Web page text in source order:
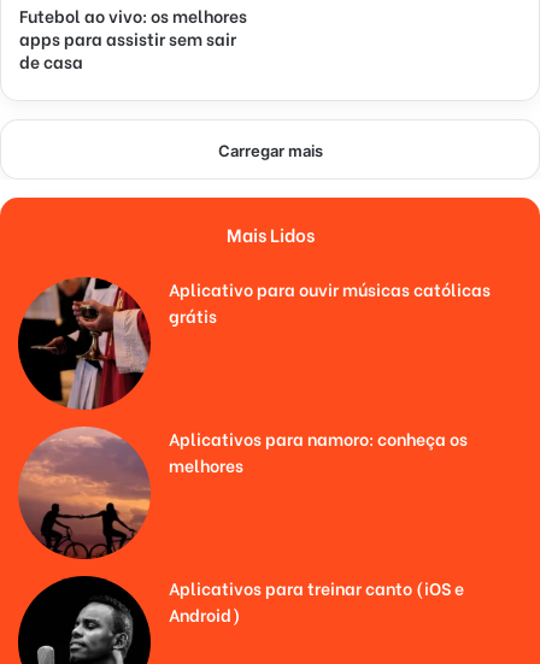
Futebol ao vivo: os melhores
apps para assistir sem sair
de casa
Carregar mais
Mais Lidos
Aplicativo para ouvir músicas católicas
grátis
Aplicativos para namoro: conheça os
melhores
Aplicativos para treinar canto (iOS e
Android)